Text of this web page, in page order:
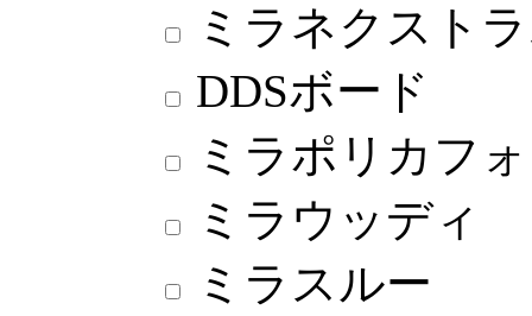
ミラネクスト
DDSボード
ミラポリカフ
ミラウッディ
ミラスルー